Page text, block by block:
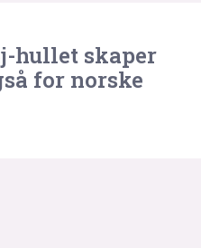
hullet skaper
for norske